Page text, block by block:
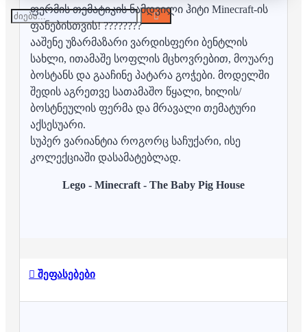
ფერმის თემატიკის ნამდვილი ჰიტი Minecraft-ის
ფანებისთვის! ????????
ააშენე უზარმაზარი ვარდისფერი ბენტლის
სახლი, ითამაშე სოფლის მცხოვრებით, მოუარე
ბოსტანს და გააჩინე პატარა გოჭები. მოდელში
შედის აგრეთვე სათამაშო წყალი, ხილის/
ბოსტნეულის ფერმა და მრავალი თემატური
აქსესუარი.
სუპერ ვარიანტია როგორც საჩუქარი, ისე
კოლექციაში დასამატებლად.
Lego - Minecraft - The Baby Pig House
შეფასებები